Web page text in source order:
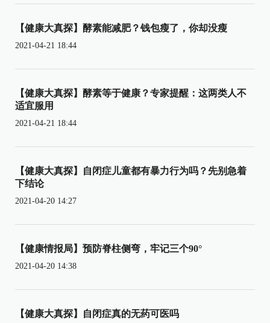
【健康大真探】酵素能减肥？钱包瘦了，你却没瘦
2021-04-21 18:44
【健康大真探】酵素等于健康？专家提醒：这两类人不
适宜服用
2021-04-21 18:44
【健康大真探】自闭症儿童都有暴力行为吗？先别急着
下结论
2021-04-20 14:27
【健康情报局】预防脊柱侧弯，牢记三个90°
2021-04-20 14:38
【健康大真探】自闭症真的无药可医吗